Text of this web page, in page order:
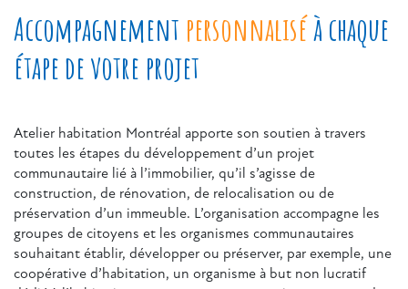
Accompagnement personnaliséà chaque
étape de votre projet
Atelier habitation Montréal apporte son soutien à travers
toutes les étapes du développement d’un projet
communautaire lié à l’immobilier, qu’il s’agisse de
construction, de rénovation, de relocalisation ou de
préservation d’un immeuble. L’organisation accompagne les
groupes de citoyens et les organismes communautaires
souhaitant établir, développer ou préserver, par exemple, une
coopérative d’habitation, un organisme à but non lucratif